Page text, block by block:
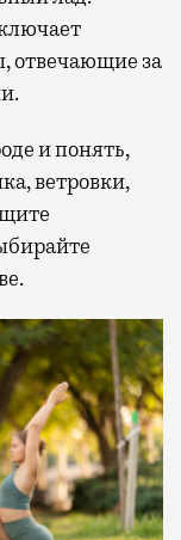
отвечающие за
и понять,
ветровки,